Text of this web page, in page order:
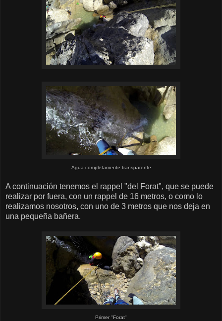
Agua completamente transparente
A continuación tenemos el rappel "del Forat", que se puede
realizar por fuera, con un rappel de 16 metros, o como lo
realizamos nosotros, con uno de 3 metros que nos deja en
una pequeña bañera.
Primer "Forat"